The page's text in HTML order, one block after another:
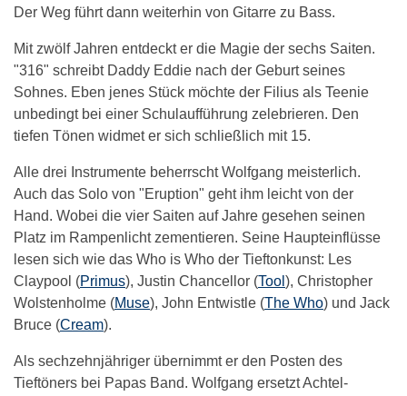
Der Weg führt dann weiterhin von Gitarre zu Bass.
Mit zwölf Jahren entdeckt er die Magie der sechs Saiten.
"316" schreibt Daddy Eddie nach der Geburt seines
Sohnes. Eben jenes Stück möchte der Filius als Teenie
unbedingt bei einer Schulaufführung zelebrieren. Den
tiefen Tönen widmet er sich schließlich mit 15.
Alle drei Instrumente beherrscht Wolfgang meisterlich.
Auch das Solo von "Eruption" geht ihm leicht von der
Hand. Wobei die vier Saiten auf Jahre gesehen seinen
Platz im Rampenlicht zementieren. Seine Haupteinflüsse
lesen sich wie das Who is Who der Tieftonkunst: Les
Claypool (Primus), Justin Chancellor (Tool ), Christopher
Wolstenholme (Muse), John Entwistle (The Who) und Jack
Bruce (Cream).
Als sechzehnjähriger übernimmt er den Posten des
Tieftöners bei Papas Band. Wolfgang ersetzt Achtel-